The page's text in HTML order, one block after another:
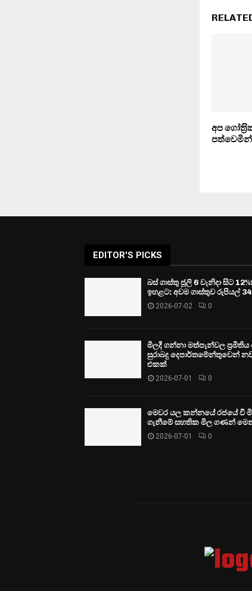
අප
පත්වෙමින්
EDITOR'S PICKS
බස් ගාස්තු ජූලි 6 වැනිදා සිට
ඉහළට: අවම ගාස්තුව රුපියල්
2026-07-02 0
මිලදී ගන්නා මත්පැන්වල ප්‍රමිතිය
සුරාබදු දෙපාර්තමේන්තුවෙන්
එකක්
2026-07-01 0
මෙවර යල කන්නයේ රජයේ වී
ගැනීමේ සහතික මිල ගණන්
2026-07-01 0